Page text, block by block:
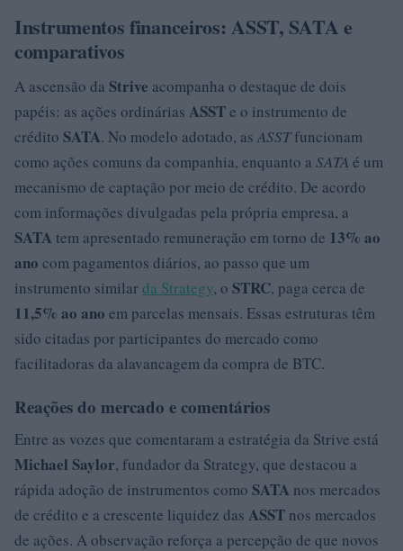
Instrumentos financeiros: ASST, SATA e
comparativos
A ascensão da Strive acompanha o destaque de dois
papéis: as ações ordinárias ASSTe o instrumento de
crédito SATA. No modelo adotado, asASSTfuncionam
como ações comuns da companhia, enquanto a SATA é um
mecanismo de captação por meio de crédito. De acordo
com informações divulgadas pela própria empresa, a
SATA tem apresentado remuneração em torno de 13% ao
ano com pagamentos diários, ao passo que um
instrumento similarda Strategy, o STRC, paga cerca de
11,5% ao ano em parcelas mensais. Essas estruturas têm
sido citadas por participantes do mercado como
facilitadoras da alavancagem da compra de BTC.
Reações do mercado e comentários
Entre as vozes que comentaram a estratégia da Strive está
Michael Saylor, fundador da Strategy, que destacou a
rápida adoção de instrumentos como SATA nos mercados
de crédito e a crescente liquidez das ASST nos mercados
de ações. A observação reforça a percepção de que novos